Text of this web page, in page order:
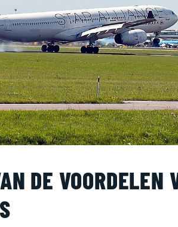
DE VOORDELEN